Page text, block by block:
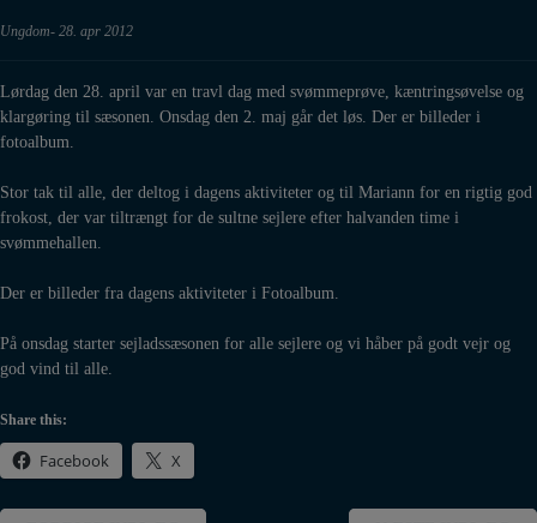
Ungdom 28. apr 2012
Lørdag den 28. april var en travl dag med svømmeprøve, kæntringsøvelse og
klargøring til sæsonen. Onsdag den 2. maj går det løs. Der er billeder i
fotoalbum.
Stor tak til alle, der deltog i dagens aktiviteter og til Mariann for en rigtig god
frokost, der var tiltrængt for de sultne sejlere efter halvanden time i
svømmehallen.
Der er billeder fra dagens aktiviteter i Fotoalbum.
På onsdag starter sejladssæsonen for alle sejlere og vi håber på godt vejr og
god vind til alle.
Share this:
Facebook X